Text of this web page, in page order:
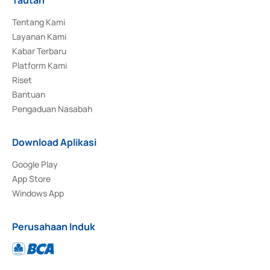
Tentang Kami
Layanan Kami
Kabar Terbaru
Platform Kami
Riset
Bantuan
Pengaduan Nasabah
Download Aplikasi
Google Play
App Store
Windows App
Perusahaan Induk